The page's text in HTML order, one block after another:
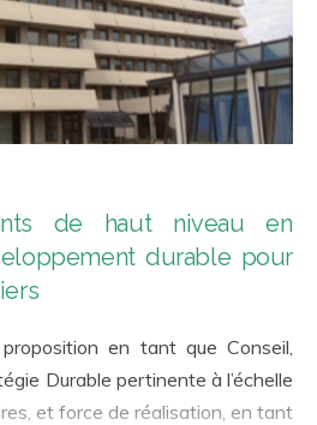
de haut niveau en
durable pour
en tant que Conseil,
Durable pertinente à l’échelle
et force de réalisation, en tant